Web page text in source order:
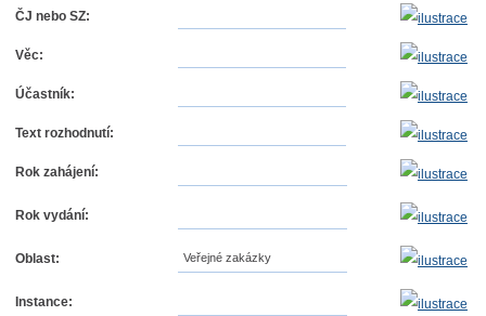
ČJ nebo SZ:
Věc:
Účastník:
Text rozhodnutí:
Rok zahájení:
Rok vydání:
Oblast: Veřejné zakázky
Instance: